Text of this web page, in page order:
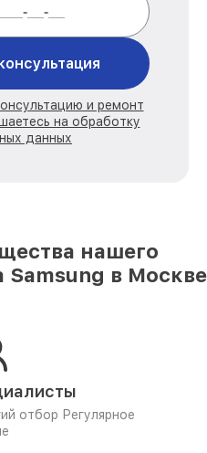
и ремонт
на обработку
данных
нашего
Samsung в Москве
отбор Регулярное